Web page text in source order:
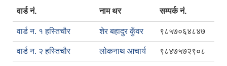
वार्ड नं. नाम थर सम्पर्क नं.
वार्ड न. १ हस्तिचौर शेर बहादुर कुँवर ९८५७०६४८४७
वार्ड न. २ हस्तिचौर लोकनाथ आचार्य ९८४७५७२९०८